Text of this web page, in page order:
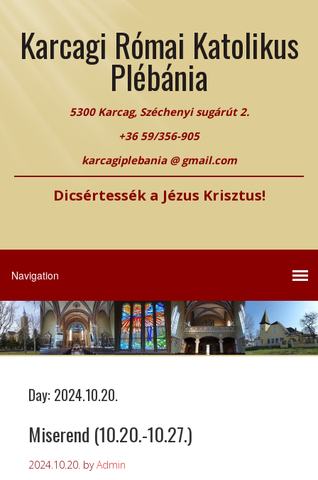
Karcagi Római Katolikus
Plébánia
5300 Karcag, Széchenyi sugárút 2.
+36 59/356-905
karcagiplebania @ gmail.com
Dicsértessék a Jézus Krisztus!
Day: 2024.10.20.
Miserend (10.20.-10.27.)
2024.10.20. byAdmin